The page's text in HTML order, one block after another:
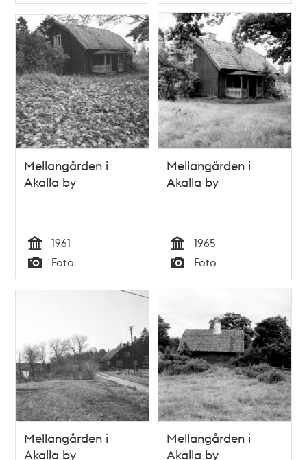
Mellangården i
Akalla by
Tid
1961
Typ
Foto
Mellangården i
Akalla by
Tid
1965
Typ
Foto
Mellangården i
Akalla by
Mellangården i
Akalla by